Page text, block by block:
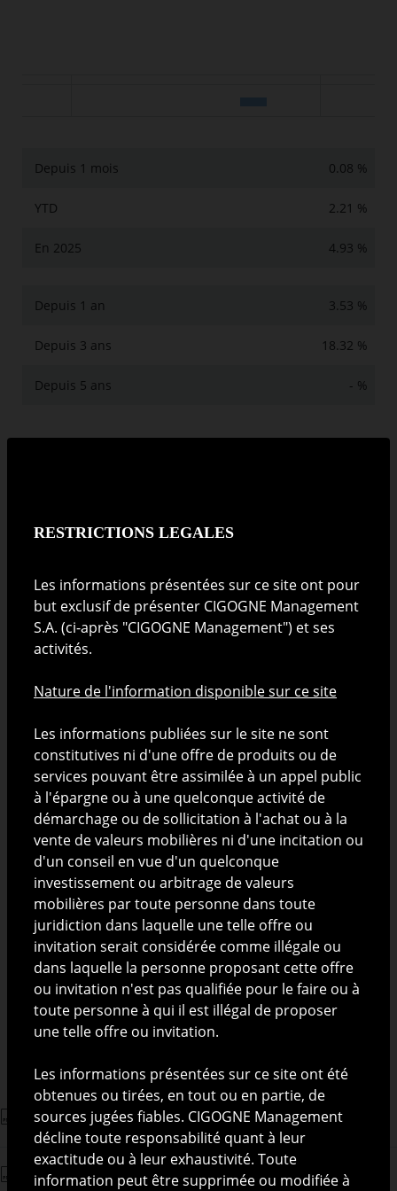
Depuis 1 mois 0.08 %
YTD 2.21 %
En 2025 4.93 %
Depuis 1 an 3.53 %
Depuis 3 ans 18.32 %
Depuis 5 ans - %
historiques et simulées et pourrait ne pas constituer une
inchangée et le classement du fonds est susceptible d'évoluer
Informations générales
ISIN LU2587552865
Structure juridique SICAV UCITS
Pays d'enregistrement * BE, CH, DE, FR, LU, ES
Date de lancement
VL
1 192.62 EUR
(31/07/2026)
Souscription initiale 500 000
Souscription
complémentaire
* selon la catégorie d’investisseurs
Prospectus Cigogne UCITS
Information for Investors in Switzerland - EN
RESTRICTIONS LEGALES
Les informations présentées sur ce site ont pour
but exclusif de présenter CIGOGNE Management
S.A. (ci-après "CIGOGNE Management") et ses
activités.
Nature de l'information disponible sur ce site
Les informations publiées sur le site ne sont
constitutives ni d'une offre de produits ou de
services pouvant être assimilée à un appel public
à l'épargne ou à une quelconque activité de
démarchage ou de sollicitation à l'achat ou à la
vente de valeurs mobilières ni d'une incitation ou
d'un conseil en vue d'un quelconque
investissement ou arbitrage de valeurs
mobilières par toute personne dans toute
juridiction dans laquelle une telle offre ou
invitation serait considérée comme illégale ou
dans laquelle la personne proposant cette offre
ou invitation n'est pas qualifiée pour le faire ou à
toute personne à qui il est illégal de proposer
une telle offre ou invitation.
Les informations présentées sur ce site ont été
obtenues ou tirées, en tout ou en partie, de
sources jugées fiables. CIGOGNE Management
décline toute responsabilité quant à leur
exactitude ou à leur exhaustivité. Toute
information peut être supprimée ou modifiée à